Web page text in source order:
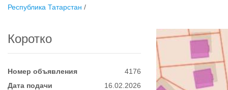
Республика Татарстан /
Коротко
Номер объявления
4176
Дата подачи
16.02.2026